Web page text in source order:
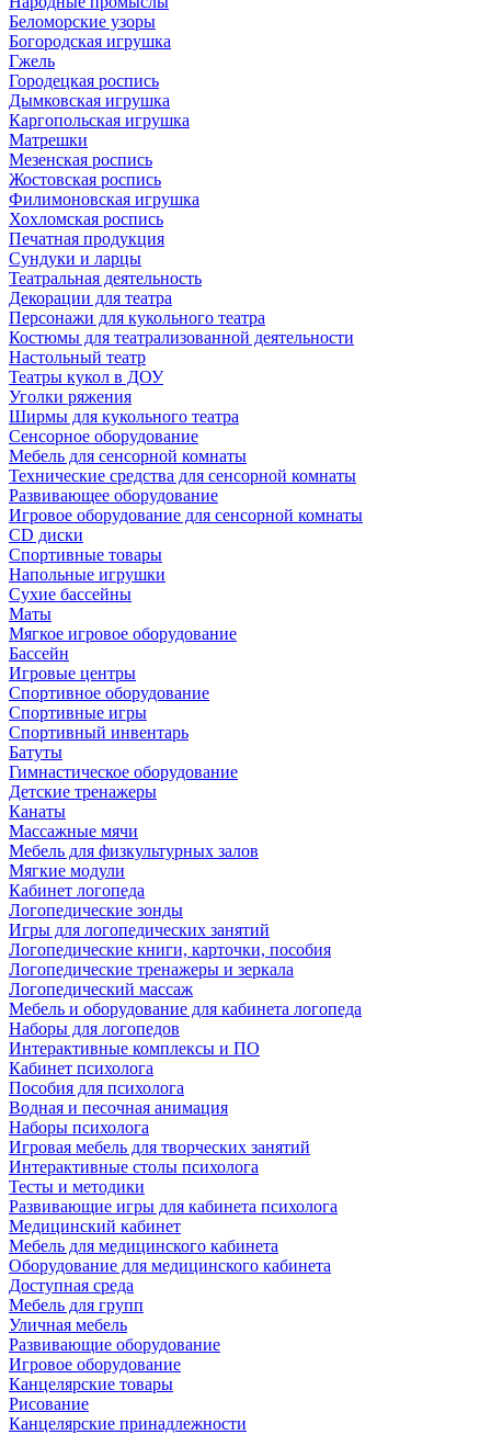
Беломорские узоры
Богородская игрушка
Гжель
Городецкая роспись
Дымковская игрушка
Каргопольская игрушка
Матрешки
Мезенская роспись
Жостовская роспись
Филимоновская игрушка
Хохломская роспись
Печатная продукция
Сундуки и ларцы
Театральная деятельность
Декорации для театра
Персонажи для кукольного театра
Костюмы для театрализованной деятельности
Настольный театр
Театры кукол в ДОУ
Уголки ряжения
Ширмы для кукольного театра
Сенсорное оборудование
Мебель для сенсорной комнаты
Технические средства для сенсорной комнаты
Развивающее оборудование
Игровое оборудование для сенсорной комнаты
CD диски
Спортивные товары
Напольные игрушки
Сухие бассейны
Маты
Мягкое игровое оборудование
Бассейн
Игровые центры
Спортивное оборудование
Спортивные игры
Спортивный инвентарь
Батуты
Гимнастическое оборудование
Детские тренажеры
Канаты
Массажные мячи
Мебель для физкультурных залов
Мягкие модули
Кабинет логопеда
Логопедические зонды
Игры для логопедических занятий
Логопедические книги, карточки, пособия
Логопедические тренажеры и зеркала
Логопедический массаж
Мебель и оборудование для кабинета логопеда
Наборы для логопедов
Интерактивные комплексы и ПО
Кабинет психолога
Пособия для психолога
Водная и песочная анимация
Наборы психолога
Игровая мебель для творческих занятий
Интерактивные столы психолога
Тесты и методики
Развивающие игры для кабинета психолога
Медицинский кабинет
Мебель для медицинского кабинета
Оборудование для медицинского кабинета
Доступная среда
Мебель для групп
Уличная мебель
Развивающие оборудование
Игровое оборудование
Канцелярские товары
Рисование
Канцелярские принадлежности